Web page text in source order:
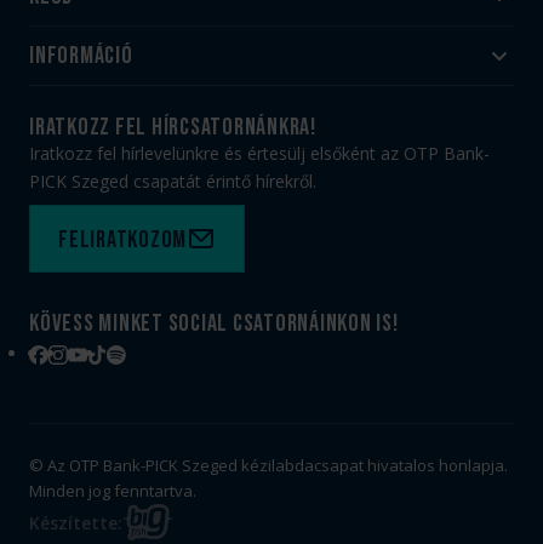
Utánpótlás
#HandballFamily
Munkatársaink
PICK Aréna
Sajtóakkreditáció
Információ
Jegy- és bérletvásárlás
Webshop
Adatvédelem
Felhasználási feltételek
Kapcsolat
iratkozz fel hírcsatornánkra!
Iratkozz fel hírlevelünkre és értesülj elsőként az OTP Bank-
PICK Szeged csapatát érintő hírekről.
Feliratkozom
Kövess minket social csatornáinkon is!
Facebook
Instagram
YouTube
TikTokSpotify
© Az OTP Bank-PICK Szeged kézilabdacsapat hivatalos honlapja.
Minden jog fenntartva.
Készítette: BIG